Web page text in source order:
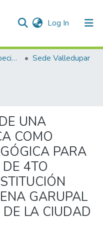
Log In (current)
Trabajos de Grado (Especializaciones y Pregrados)
Sede Valledupar
UNA
COMO
PARA
4TO
GARUPAL
LA CIUDAD